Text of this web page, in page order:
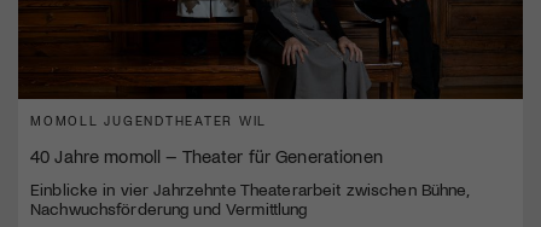
MOMOLL JUGENDTHEATER WIL
40 Jahre momoll – Theater für Generationen
Einblicke in vier Jahrzehnte Theaterarbeit zwischen Bühne,
Nachwuchsförderung und Vermittlung